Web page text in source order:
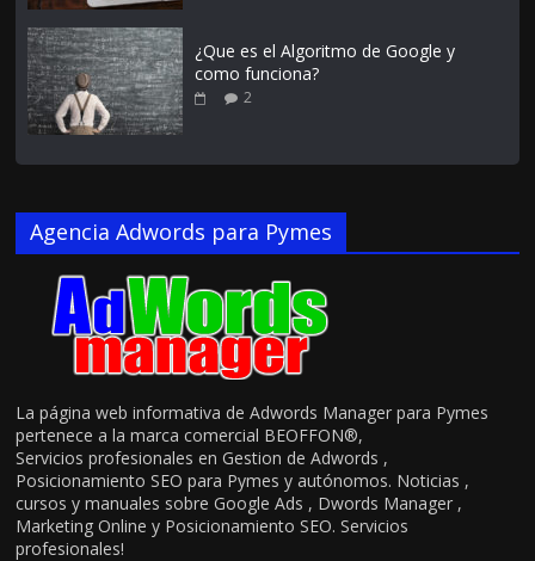
¿Que es el Algoritmo de Google y
como funciona?
2
Agencia Adwords para Pymes
La página web informativa de Adwords Manager para Pymes
pertenece a la marca comercial BEOFFON®,
Servicios profesionales en Gestion de Adwords ,
Posicionamiento SEO para Pymes y autónomos. Noticias ,
cursos y manuales sobre Google Ads , Dwords Manager ,
Marketing Online y Posicionamiento SEO. Servicios
profesionales!